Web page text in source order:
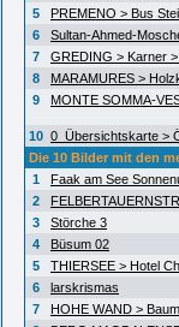
5
PREMENO > Bus
6
Sultan-Ahmed-
7
GREDING > Karner >
8
MARAMURES >
9
MONTE SOMMA-
10 0_Übersichtskarte >
Die 10 Bilder mit den
1
Faak am See
2
3
Störche 3
4
Büsum 02
5
THIERSEE > Hotel
6
larskrismas
7
HOHE WAND >